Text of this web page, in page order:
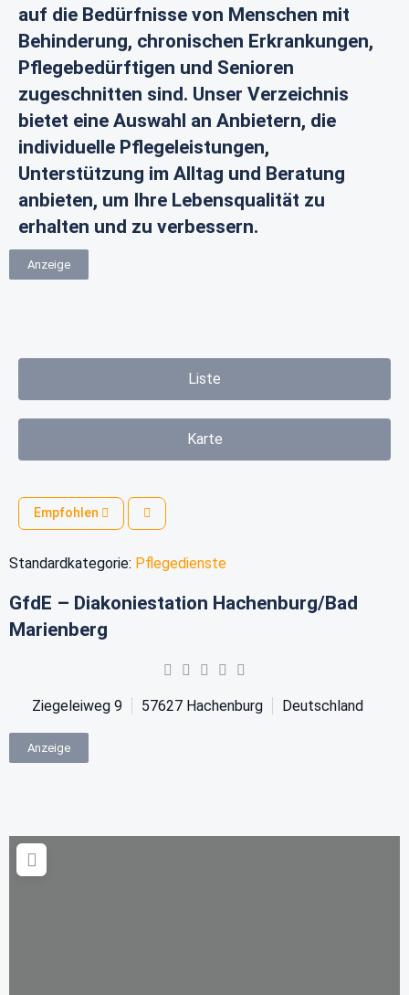
auf die Bedürfnisse von Menschen mit
Behinderung, chronischen Erkrankungen,
Pflegebedürftigen und Senioren
zugeschnitten sind. Unser Verzeichnis
bietet eine Auswahl an Anbietern, die
individuelle Pflegeleistungen,
Unterstützung im Alltag und Beratung
anbieten, um Ihre Lebensqualität zu
erhalten und zu verbessern.
Anzeige
Liste
Karte
Empfohlen
Standardkategorie: Pflegedienste
GfdE – Diakoniestation Hachenburg/Bad
Marienberg
Ziegeleiweg 9 57627 Hachenburg Deutschland
Anzeige